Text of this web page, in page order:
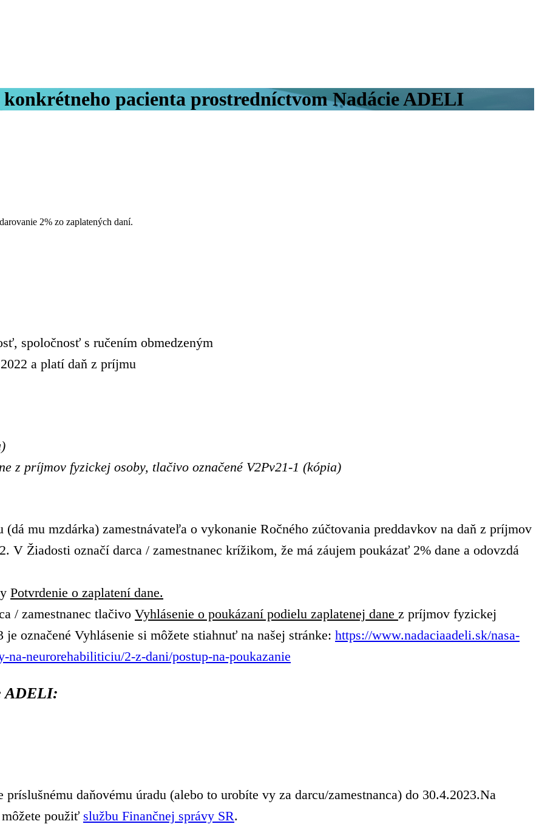
pacienta prostredníctvom Nadácie ADELI
2% zo zaplatených daní.
spoločnosť s ručením obmedzeným
a platí daň z príjmu
z príjmov fyzickej osoby, tlačivo označené V2Pv21-1 (kópia)
mu mzdárka) zamestnávateľa o vykonanie Ročného zúčtovania preddavkov na daň z príjmov
V Žiadosti označí darca / zamestnanec krížikom, že má záujem poukázať 2% dane a odovzdá
Potvrdenie o zaplatení dane.
/ zamestnanec tlačivo Vyhlásenie o poukázaní podielu zaplatenej dane z príjmov fyzickej
označené Vyhlásenie si môžete stiahnuť na našej stránke: https://www.nadaciaadeli.sk/nasa-
neurorehabiliticiu/2-z-dani/postup-na-poukazanie
ADELI:
daňovému úradu (alebo to urobíte vy za darcu/zamestnanca) do 30.4.2023.Na
použiť službu Finančnej správy SR.